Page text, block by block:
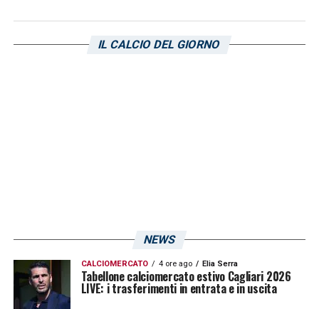
difficoltà. In una squadra che lotta per la
IL CALCIO DEL GIORNO
NEWS
CALCIOMERCATO 4 ore ago Elia Serra
Tabellone calciomercato estivo Cagliari 2026
LIVE: i trasferimenti in entrata e in uscita